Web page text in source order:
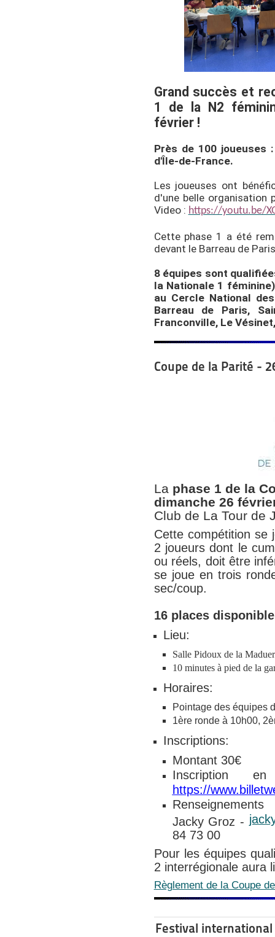
Grand succès et
1 de la N2
février !
Près de 100 joueuses
d'Île-de-France.
Les joueuses ont
d'une belle organisation
Video : https://youtu.be/
Cette phase 1 a été
devant le Barreau de
8 équipes sont
la Nationale 1
au Cercle National
Barreau de Paris,
Franconville, Le
Coupe de la Parité -
La phase 1 de la
dimanche 26
Club de La Tour de
Cette compétition se
2 joueurs dont le
ou réels, doit être
se joue en trois
sec/coup.
16 places
Lieu:
Salle Pidoux de la
10 minutes à pied de la
Horaires:
Pointage des équipes
1ère ronde à 10h00,
Inscriptions:
Montant 30€
Inscription
https://
Jacky Groz -
84 73 00
Pour les équipes
2 interrégionale aura
Règlement de la Coupe
Festival international